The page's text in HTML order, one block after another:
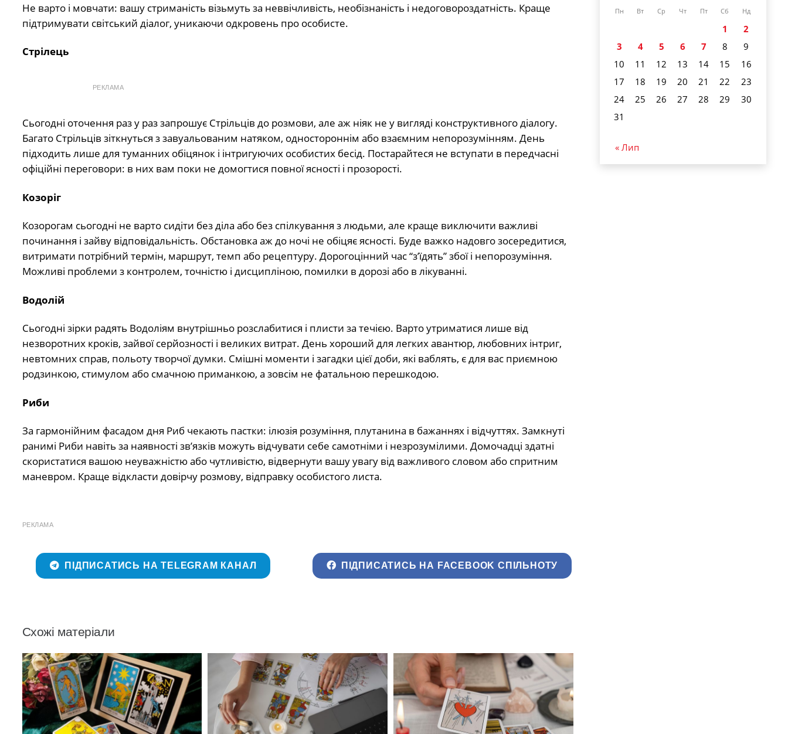
Не варто і мовчати: вашу стриманість візьмуть за неввічливість, необізнаність і недоговороздатність. Краще
підтримувати світський діалог, уникаючи одкровень про особисте.
Стрілець
РЕКЛАМА
Сьогодні оточення раз у раз запрошує Стрільців до розмови, але аж ніяк не у вигляді конструктивного діалогу.
Багато Стрільців зіткнуться з завуальованим натяком, одностороннім або взаємним непорозумінням. День
підходить лише для туманних обіцянок і інтригуючих особистих бесід. Постарайтеся не вступати в передчасні
офіційні переговори: в них вам поки не домогтися повної ясності і прозорості.
Козоріг
Козорогам сьогодні не варто сидіти без діла або без спілкування з людьми, але краще виключити важливі
починання і зайву відповідальність. Обстановка аж до ночі не обіцяє ясності. Буде важко надовго зосередитися,
витримати потрібний термін, маршрут, темп або рецептуру. Дорогоцінний час “з’їдять” збої і непорозуміння.
Можливі проблеми з контролем, точністю і дисципліною, помилки в дорозі або в лікуванні.
Водолій
Сьогодні зірки радять Водоліям внутрішньо розслабитися і плисти за течією. Варто утриматися лише від
незворотних кроків, зайвої серйозності і великих витрат. День хороший для легких авантюр, любовних інтриг,
невтомних справ, польоту творчої думки. Смішні моменти і загадки цієї доби, які ваблять, є для вас приємною
родзинкою, стимулом або смачною приманкою, а зовсім не фатальною перешкодою.
Риби
За гармонійним фасадом дня Риб чекають пастки: ілюзія розуміння, плутанина в бажаннях і відчуттях. Замкнуті
ранимі Риби навіть за наявності зв’язків можуть відчувати себе самотніми і незрозумілими. Домочадці здатні
скористатися вашою неуважністю або чутливістю, відвернути вашу увагу від важливого словом або спритним
маневром. Краще відкласти довірчу розмову, відправку особистого листа.
РЕКЛАМА
ПІДПИСАТИСЬ НА TELEGRAM КАНАЛ ПІДПИСАТИСЬ НА FACEBOOK СПІЛЬНОТУ
Схожі матеріали
Пн Вт Ср Чт Пт Сб Нд
1
2
3
4 5 6 7 8
9
10
11 12 13 14 15
16
17
18 19 20 21 22
23
24
25 26 27 28 29
30
31
« Лип